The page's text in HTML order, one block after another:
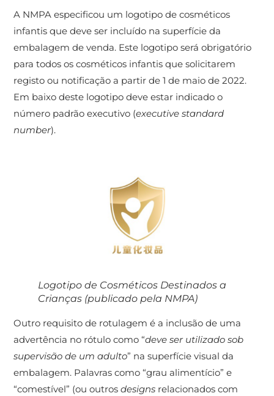
A NMPA especificou um logotipo de cosméticos
infantis que deve ser incluído na superfície da
embalagem de venda. Este logotipo será obrigatório
para todos os cosméticos infantis que solicitarem
registo ou notificação a partir de 1 de maio de 2022.
Em baixo deste logotipo deve estar indicado o
número padrão executivo (executive standard
number).
Logotipo de Cosméticos Destinados a
Crianças (publicado pela NMPA)
Outro requisito de rotulagem é a inclusão de uma
advertência no rótulo como “deve ser utilizado sob
supervisão de um adulto” na superfície visual da
embalagem. Palavras como “grau alimentício” e
“comestível” (ou outrosdesigns relacionados com